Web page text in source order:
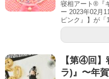
寝相アート®『
ー 2023年02月
ピンク』】が
【第④回
ラ)』〜年